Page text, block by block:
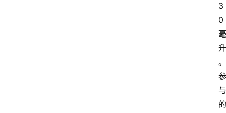
3
0
毫
升
。
参
与
的